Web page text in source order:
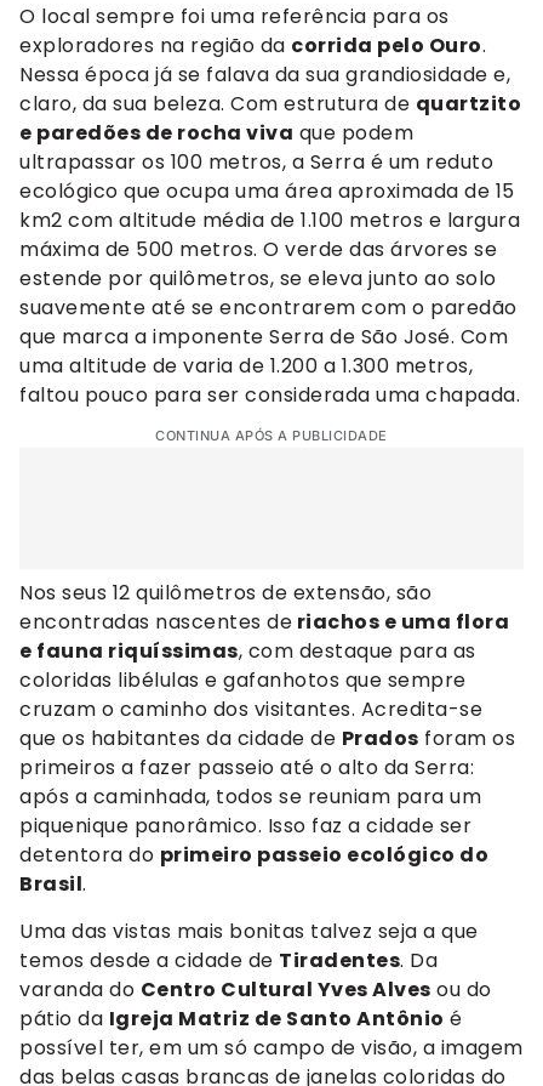
O local sempre foi uma referência para os
exploradores na região da corrida pelo Ouro.
Nessa época já se falava da sua grandiosidade e,
claro, da sua beleza. Com estrutura de quartzito
e paredões de rocha viva que podem
ultrapassar os 100 metros, a Serra é um reduto
ecológico que ocupa uma área aproximada de 15
km2 com altitude média de 1.100 metros e largura
máxima de 500 metros. O verde das árvores se
estende por quilômetros, se eleva junto ao solo
suavemente até se encontrarem com o paredão
que marca a imponente Serra de São José. Com
uma altitude de varia de 1.200 a 1.300 metros,
faltou pouco para ser considerada uma chapada.
CONTINUA APÓS A PUBLICIDADE
Nos seus 12 quilômetros de extensão, são
encontradas nascentes de riachos e uma flora
e fauna riquíssimas, com destaque para as
coloridas libélulas e gafanhotos que sempre
cruzam o caminho dos visitantes. Acredita-se
que os habitantes da cidade de Prados foram os
primeiros a fazer passeio até o alto da Serra:
após a caminhada, todos se reuniam para um
piquenique panorâmico. Isso faz a cidade ser
detentora do primeiro passeio ecológico do
Brasil.
Uma das vistas mais bonitas talvez seja a que
temos desde a cidade de Tiradentes. Da
varanda do Centro Cultural Yves Alves ou do
pátio da Igreja Matriz de Santo Antônio é
possível ter, em um só campo de visão, a imagem
das belas casas brancas de janelas coloridas do